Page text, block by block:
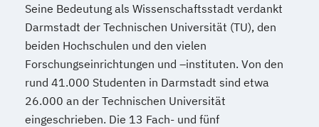
Seine Bedeutung als Wissenschaftsstadt verdankt
Darmstadt der Technischen Universität (TU), den
beiden Hochschulen und den vielen
Forschungseinrichtungen und –instituten. Von den
rund 41.000 Studenten in Darmstadt sind etwa
26.000 an der Technischen Universität
eingeschrieben. Die 13 Fach- und fünf